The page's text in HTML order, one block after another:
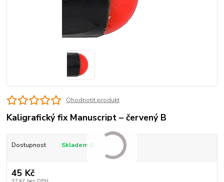
Ohodnotit produkt
Kaligrafický fix Manuscript – červený B
Dostupnost Skladem 2
45 Kč